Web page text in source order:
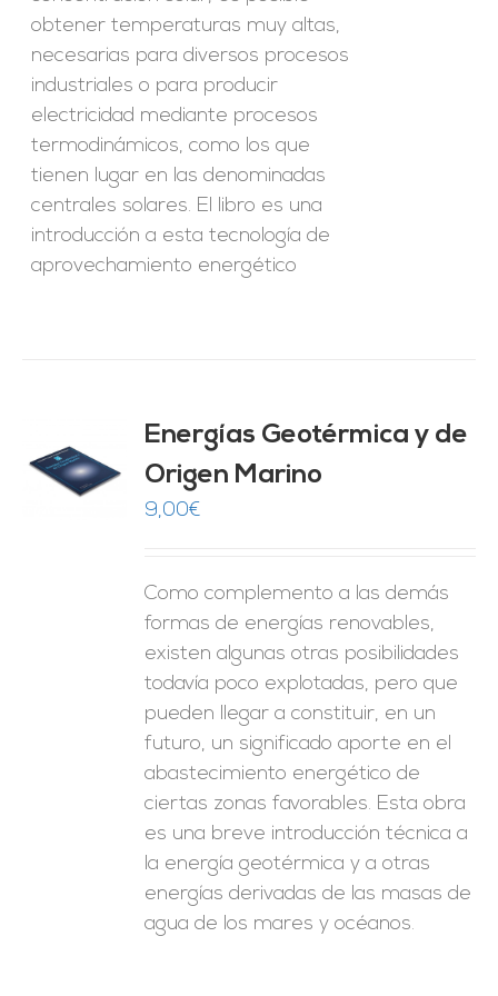
obtener temperaturas muy altas,
necesarias para diversos procesos
industriales o para producir
electricidad mediante procesos
termodinámicos, como los que
tienen lugar en las denominadas
centrales solares. El libro es una
introducción a esta tecnología de
aprovechamiento energético
Energías Geotérmica y de
Origen Marino
9,00€
Como complemento a las demás
formas de energías renovables,
existen algunas otras posibilidades
todavía poco explotadas, pero que
pueden llegar a constituir, en un
futuro, un significado aporte en el
abastecimiento energético de
ciertas zonas favorables. Esta obra
es una breve introducción técnica a
la energía geotérmica y a otras
energías derivadas de las masas de
agua de los mares y océanos.